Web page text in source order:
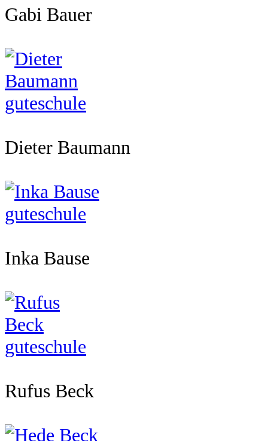
Gabi Bauer
Dieter Baumann
Inka Bause
Rufus Beck